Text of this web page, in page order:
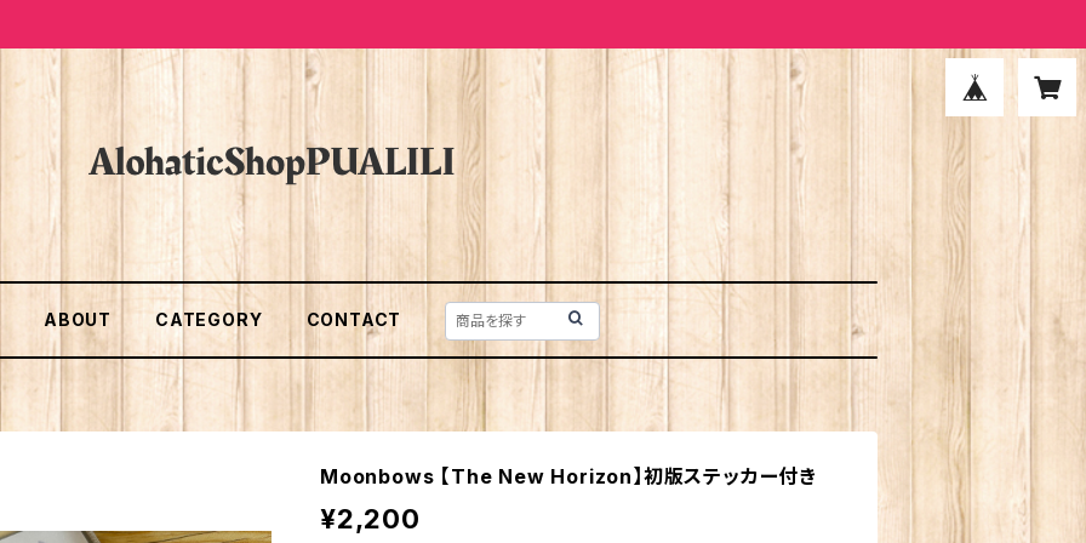
ABOUT CATEGORY CONTACT
Moonbows 【The New Horizon】初版ステッカー付き
¥2,200